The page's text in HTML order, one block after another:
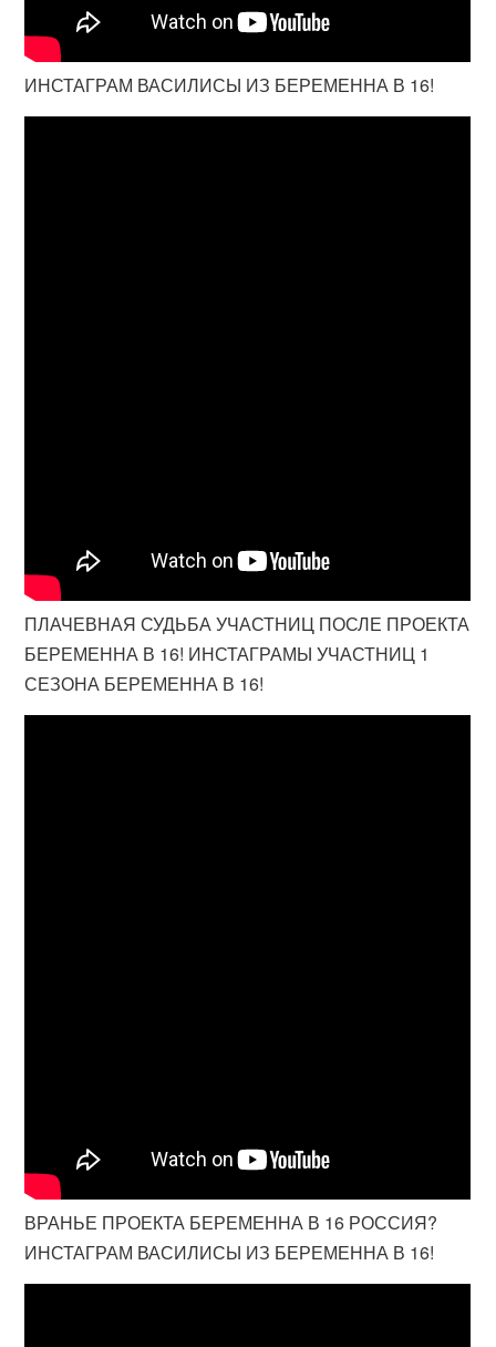
ИНСТАГРАМ ВАСИЛИСЫ ИЗ БЕРЕМЕННА В 16!
ПЛАЧЕВНАЯ СУДЬБА УЧАСТНИЦ ПОСЛЕ ПРОЕКТА
БЕРЕМЕННА В 16! ИНСТАГРАМЫ УЧАСТНИЦ 1
СЕЗОНА БЕРЕМЕННА В 16!
ВРАНЬЕ ПРОЕКТА БЕРЕМЕННА В 16 РОССИЯ?
ИНСТАГРАМ ВАСИЛИСЫ ИЗ БЕРЕМЕННА В 16!